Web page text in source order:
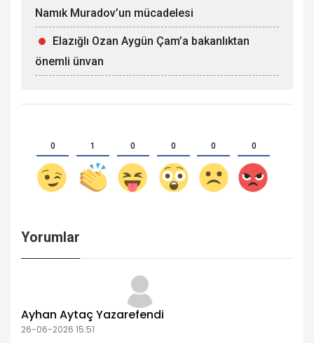
Namık Muradov’un mücadelesi
Elazığlı Ozan Aygün Çam’a bakanlıktan
önemli ünvan
0 1 0 0 0 0
Yorumlar
Ayhan Aytaç Yazarefendi
26-06-2026 15:51